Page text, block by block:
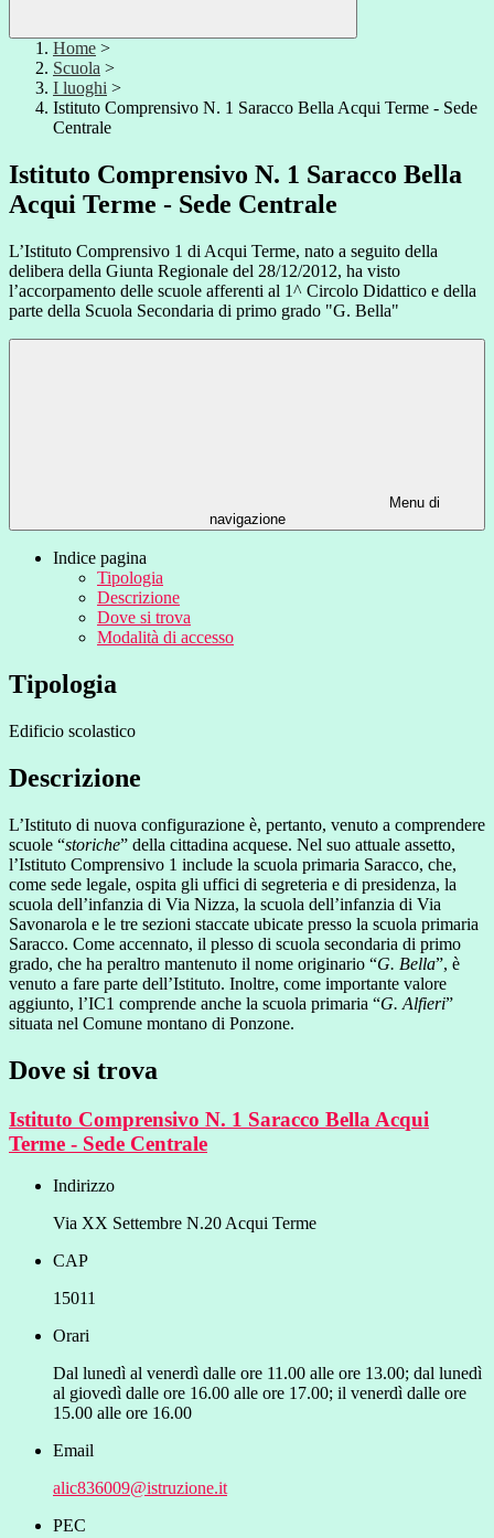
Home >
Scuola >
I luoghi >
Istituto Comprensivo N. 1 Saracco Bella Acqui Terme - Sede
Centrale
Istituto Comprensivo N. 1 Saracco Bella
Acqui Terme - Sede Centrale
L’Istituto Comprensivo 1 di Acqui Terme, nato a seguito della
delibera della Giunta Regionale del 28/12/2012, ha visto
l’accorpamento delle scuole afferenti al 1^ Circolo Didattico e della
parte della Scuola Secondaria di primo grado "G. Bella"
Menu di
navigazione
Indice pagina
Tipologia
Descrizione
Dove si trova
Modalità di accesso
Tipologia
Edificio scolastico
Descrizione
L’Istituto di nuova configurazione è, pertanto, venuto a comprendere
scuole “storiche” della cittadina acquese. Nel suo attuale assetto,
l’Istituto Comprensivo 1 include la scuola primaria Saracco, che,
come sede legale, ospita gli uffici di segreteria e di presidenza, la
scuola dell’infanzia di Via Nizza, la scuola dell’infanzia di Via
Savonarola e le tre sezioni staccate ubicate presso la scuola primaria
Saracco. Come accennato, il plesso di scuola secondaria di primo
grado, che ha peraltro mantenuto il nome originario “G. Bella”, è
venuto a fare parte dell’Istituto. Inoltre, come importante valore
aggiunto, l’IC1 comprende anche la scuola primaria “G. Alfieri”
situata nel Comune montano di Ponzone.
Dove si trova
Istituto Comprensivo N. 1 Saracco Bella Acqui
Terme - Sede Centrale
Indirizzo
Via XX Settembre N.20 Acqui Terme
CAP
15011
Orari
Dal lunedì al venerdì dalle ore 11.00 alle ore 13.00; dal lunedì
al giovedì dalle ore 16.00 alle ore 17.00; il venerdì dalle ore
15.00 alle ore 16.00
Email
alic836009@istruzione.it
PEC